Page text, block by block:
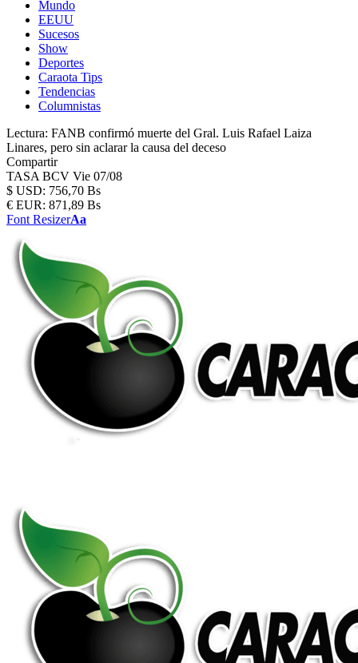
Mundo
EEUU
Sucesos
Show
Deportes
Caraota Tips
Tendencias
Columnistas
Lectura: FANB confirmó muerte del Gral. Luis Rafael Laiza
Linares, pero sin aclarar la causa del deceso
Compartir
TASA BCV Vie 07/08
$ USD: 756,70 Bs
€ EUR: 871,89 Bs
Font ResizerAa